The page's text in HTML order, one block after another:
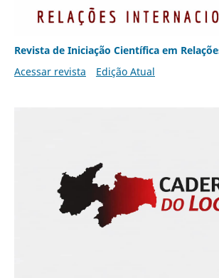
Revista de Iniciação Científica em
Acessar revista
Edição Atual